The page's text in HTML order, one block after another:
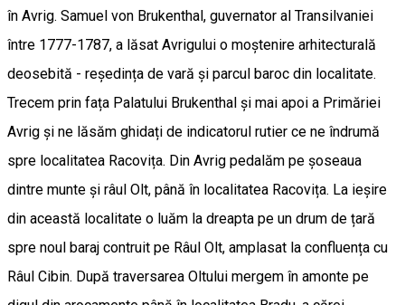
în Avrig. Samuel von Brukenthal, guvernator al Transilvaniei
între 1777-1787, a lăsat Avrigului o moștenire arhitecturală
deosebită - reședința de vară și parcul baroc din localitate.
Trecem prin fața Palatului Brukenthal și mai apoi a Primăriei
Avrig și ne lăsăm ghidați de indicatorul rutier ce ne îndrumă
spre localitatea Racovița. Din Avrig pedalăm pe șoseaua
dintre munte și râul Olt, până în localitatea Racovița. La ieșire
din această localitate o luăm la dreapta pe un drum de țară
spre noul baraj contruit pe Râul Olt, amplasat la confluența cu
Râul Cibin. După traversarea Oltului mergem în amonte pe